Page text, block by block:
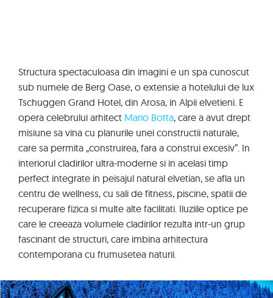
Structura spectaculoasa din imagini e un spa cunoscut
sub numele de Berg Oase, o extensie a hotelului de lux
Tschuggen Grand Hotel, din Arosa, in Alpii elvetieni. E
opera celebrului arhitect Mario Botta, care a avut drept
misiune sa vina cu planurile unei constructii naturale,
care sa permita „construirea, fara a construi excesiv”. In
interiorul cladirilor ultra-moderne si in acelasi timp
perfect integrate in peisajul natural elvetian, se afla un
centru de wellness, cu sali de fitness, piscine, spatii de
recuperare fizica si multe alte facilitati. Iluziile optice pe
care le creeaza volumele cladirilor rezulta intr-un grup
fascinant de structuri, care imbina arhitectura
contemporana cu frumusetea naturii.